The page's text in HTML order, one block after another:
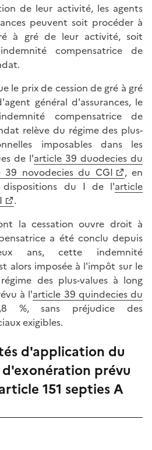
de leur activité, les agents
peuvent soit procéder à
à gré de leur activité, soit
compensatrice de
le prix de cession de gré à gré
général d'assurances, le
compensatrice de
relève du régime des plus-
imposables dans les
de l'article 39 duodecies du
39 novodecies du CGI
, en
dispositions du I de l'article
.
la cessation ouvre droit à
a été conclu depuis
ans, cette indemnité
alors imposée à l'impôt sur le
des plus-values à long
à l'article 39 quindecies du
%, sans préjudice des
exigibles.
d'application du
prévu
151 septies A